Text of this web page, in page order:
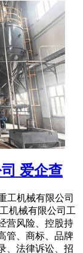
爱企查
工机械有限公司
机械有限公司工
营风险、控股持
管、商标、品牌
、法律诉讼、招